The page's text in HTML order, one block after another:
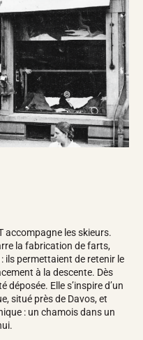
accompagne les skieurs.
la fabrication de farts,
ils permettaient de retenir le
à la descente. Dès
déposée. Elle s’inspire d’un
situé près de Davos, et
: un chamois dans un